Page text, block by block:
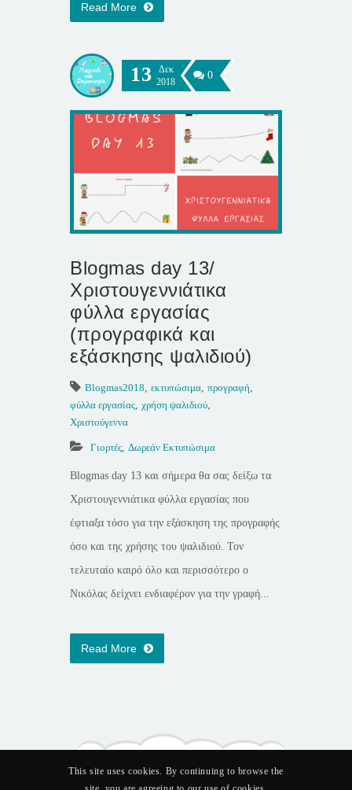
Read More
13
Δεκ
2018
0
Blogmas day 13/
Χριστουγεννιάτικα
φύλλα εργασίας
(προγραφικά και
εξάσκησης ψαλιδιού)
Blogmas2018, εκτυπώσιμα, προγραφή,
φύλλα εργασίας, χρήση ψαλιδιού,
Χριστούγεννα
Γιορτές, Δωρεάν Εκτυπώσιμα
Blogmas day 13 και σήμερα θα σας δείξω τα
Χριστουγεννιάτικα φύλλα εργασίας που
έφτιαξα τόσο για την εξάσκηση της προγραφής
όσο και της χρήσης του ψαλιδιού. Τον
τελευταίο καιρό όλο και περισσότερο ο
Νικόλας δείχνει ενδιαφέρον για την γραφή...
Read More
This site uses cookies. By continuing to browse the